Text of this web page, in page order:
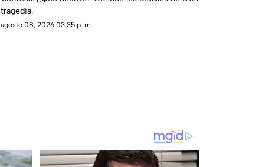
tragedia.
agosto 08, 2026 03:35 p. m.